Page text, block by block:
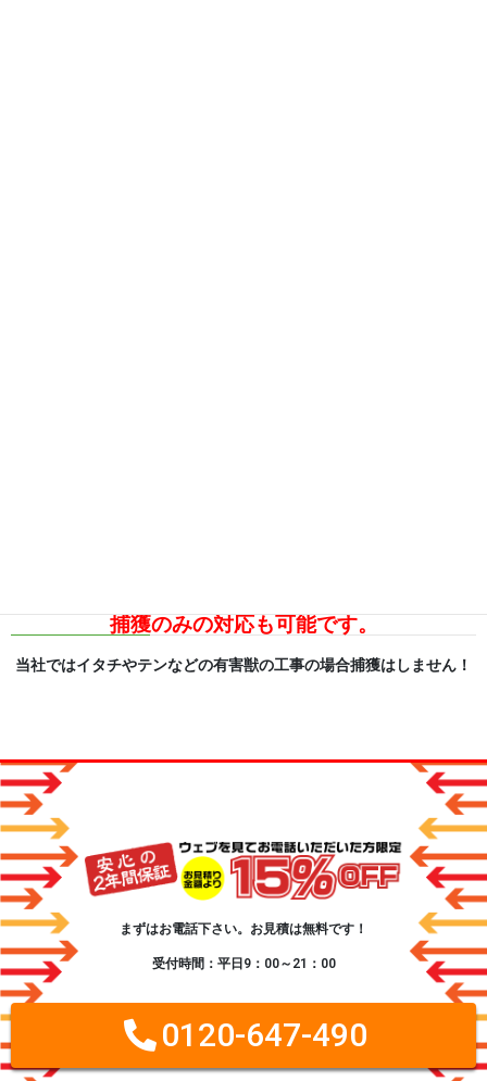
捕獲のみの対応も可能です。
当社ではイタチやテンなどの有害獣の工事の場合捕獲はしません！
まずはお電話下さい。お見積は無料です！
受付時間：平日9：00～21：00
0120-647-490